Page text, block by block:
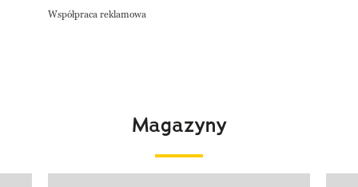
Współpraca reklamowa
Magazyny